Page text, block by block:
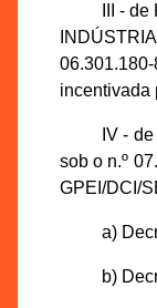
III -
incentivada
IV -
sob o n.º
GPEI/DCI/
a)
b)